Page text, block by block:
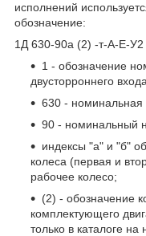
исполнений
обозначение:
1Д 630-90а (2) -т-А-Е-
1 - обозначение
двусторроннего
630 - номинальная
90 - номинальный
индексы "а" и "б"
колеса (первая и
рабочее колесо;
(2) - обозначение
комплектующего
только в каталоге